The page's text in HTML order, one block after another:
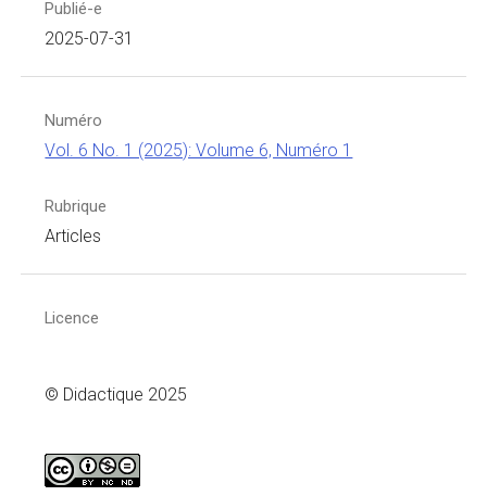
Publié-e
2025-07-31
Numéro
Vol. 6 No. 1 (2025): Volume 6, Numéro 1
Rubrique
Articles
Licence
© Didactique 2025